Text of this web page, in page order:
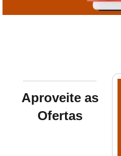
Aproveite as
Ofertas